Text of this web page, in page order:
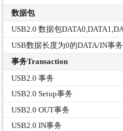
数据包
USB数据长度为0的DATA/IN事务
事务Transaction
USB2.0 事务
USB2.0 Setup事务
USB2.0 OUT事务
USB2.0 IN事务